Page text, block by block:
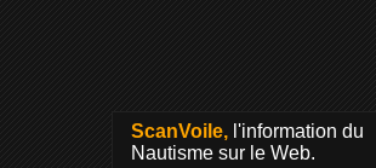
ScanVoile, l'information du
Nautisme sur le Web.